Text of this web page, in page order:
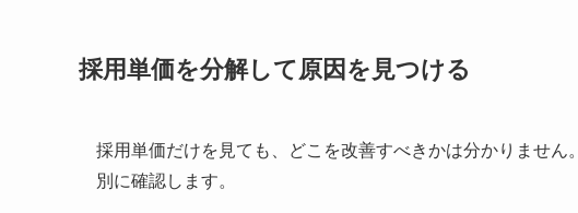
採用単価を分解して原因を見つける
採用単価だけを見ても、どこを改善すべきかは分かりませ
別に確認します。